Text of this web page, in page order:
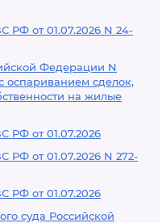
РФ от 01.07.2026 N 24-
Федерации N
оспариванием сделок,
на жилые
РФ от 01.07.2026
РФ от 01.07.2026 N 272-
РФ от 01.07.2026
суда Российской